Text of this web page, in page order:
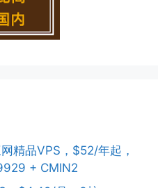
精品VPS，$52/年起，
+ CMIN2